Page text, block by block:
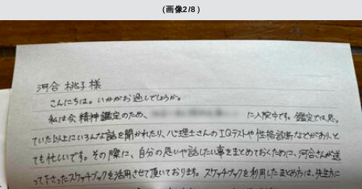
（画像2/8）